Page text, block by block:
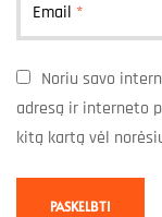
Email *
Noriu savo
adresą ir interneto
kitą kartą vėl